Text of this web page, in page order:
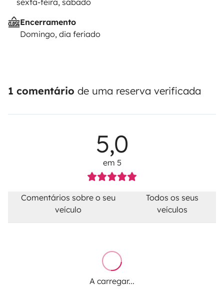
sexta-feira, sábado
Encerramento
Domingo, dia feriado
1 comentário de uma reserva verificada
5,0
em 5
Comentários sobre o seu
veículo
Todos os seus
veículos
A carregar...